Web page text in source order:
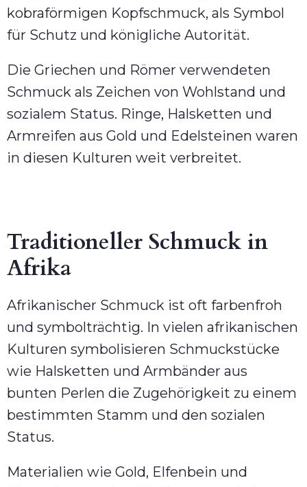
kobraförmigen Kopfschmuck, als Symbol
für Schutz und königliche Autorität.
Die Griechen und Römer verwendeten
Schmuck als Zeichen von Wohlstand und
sozialem Status. Ringe, Halsketten und
Armreifen aus Gold und Edelsteinen waren
in diesen Kulturen weit verbreitet.
Traditioneller Schmuck in
Afrika
Afrikanischer Schmuck ist oft farbenfroh
und symbolträchtig. In vielen afrikanischen
Kulturen symbolisieren Schmuckstücke
wie Halsketten und Armbänder aus
bunten Perlen die Zugehörigkeit zu einem
bestimmten Stamm und den sozialen
Status.
Materialien wie Gold, Elfenbein und